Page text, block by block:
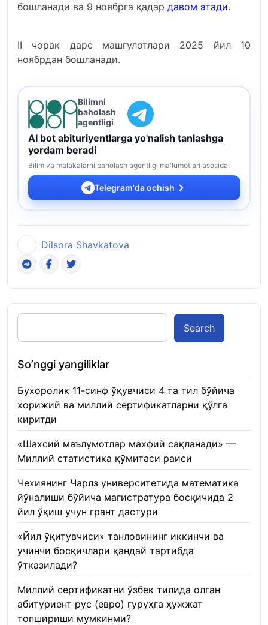
бошланади ва 9 ноябрга қадар давом этади.
II чорак дарс машғулотлари 2025 йил 10
ноябрдан бошланади.
Bilimni
baholash
agentligi
AI bot abituriyentlarga yo'nalish tanlashga
yordam beradi
Bilim va malakalarni baholash agentligi ma'lumotlari asosida.
Telegram'da ochish
Dilsora Shavkatova
Search
So’nggi yangiliklar
Бухоролик 11-синф ўқувчиси 4 та тил бўйича
хорижий ва миллий сертификатларни қўлга
киритди
«Шахсий маълумотлар махфий сақланади» —
Миллий статистика қўмитаси раиси
Чехиянинг Чарлз университетида математика
йўналиши бўйича магистратура босқичида 2
йил ўқиш учун грант дастури
«Йил ўқитувчиси» танловининг иккинчи ва
учинчи босқичлари қандай тартибда
ўтказилади?
Миллий сертификатни ўзбек тилида олган
абитуриент рус (евро) гуруҳга ҳужжат
топшириши мумкинми?